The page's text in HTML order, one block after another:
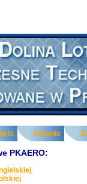
Zadania
PKAERO: